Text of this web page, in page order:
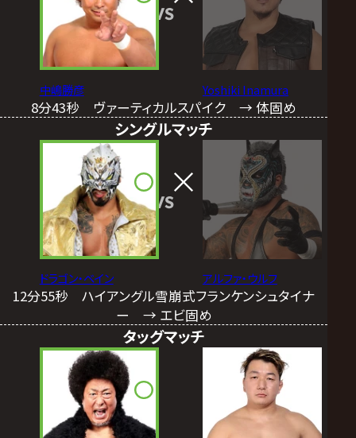
中嶋勝彦
VS
Yoshiki Inamura
8分43秒 ヴァーティカルスパイク → 体固め
シングルマッチ
ドラゴン・ベイン
VS
アルファ・ウルフ
12分55秒 ハイアングル雪崩式フランケンシュタイナ
ー → エビ固め
タッグマッチ